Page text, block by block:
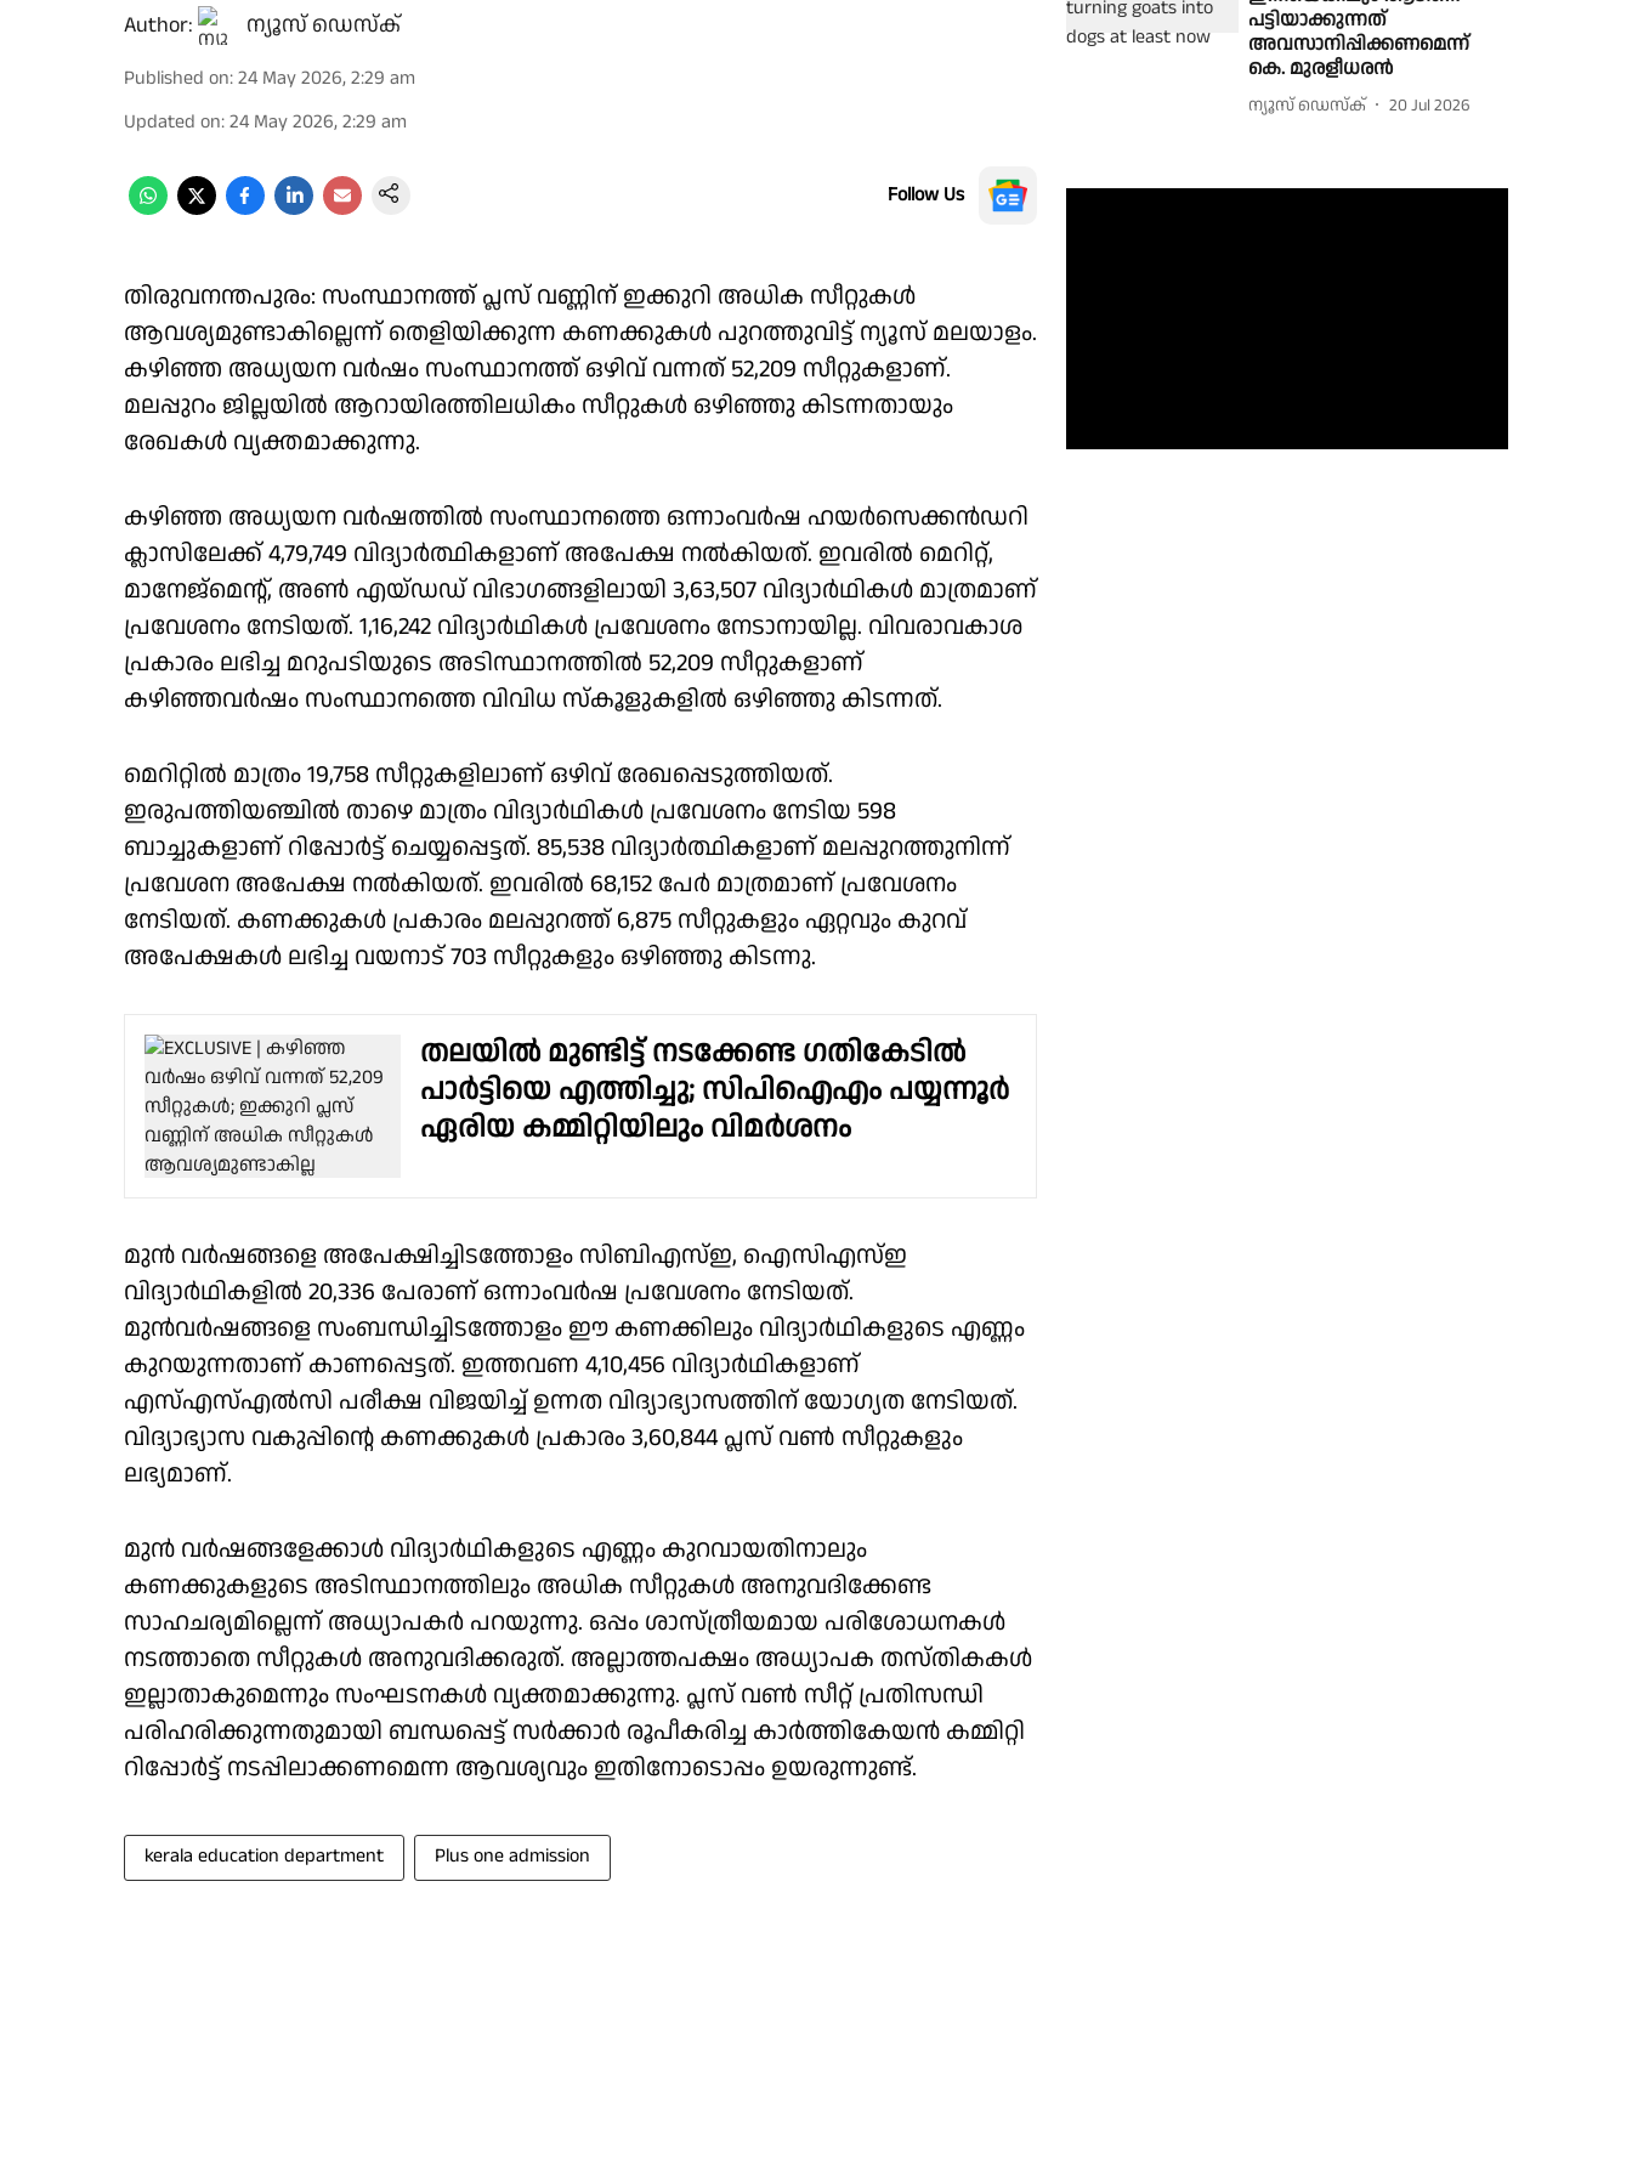
Author: ന്യൂസ് ഡെസ്ക്
Published on:24 May 2026, 2:29 am
Updated on:24 May 2026, 2:29 am
Follow Us
തിരുവനന്തപുരം: സംസ്ഥാനത്ത് പ്ലസ് വണ്ണിന് ഇക്കുറി അധിക സീറ്റുകൾ
ആവശ്യമുണ്ടാകില്ലെന്ന് തെളിയിക്കുന്ന കണക്കുകൾ പുറത്തുവിട്ട് ന്യൂസ് മലയാളം.
കഴിഞ്ഞ അധ്യയന വർഷം സംസ്ഥാനത്ത് ഒഴിവ് വന്നത് 52,209 സീറ്റുകളാണ്.
മലപ്പുറം ജില്ലയിൽ ആറായിരത്തിലധികം സീറ്റുകൾ ഒഴിഞ്ഞു കിടന്നതായും
രേഖകൾ വ്യക്തമാക്കുന്നു.
കഴിഞ്ഞ അധ്യയന വർഷത്തിൽ സംസ്ഥാനത്തെ ഒന്നാംവർഷ ഹയർസെക്കൻഡറി
ക്ലാസിലേക്ക് 4,79,749 വിദ്യാർത്ഥികളാണ് അപേക്ഷ നൽകിയത്. ഇവരിൽ മെറിറ്റ്,
മാനേജ്മെൻ്റ്, അൺ എയ്ഡഡ് വിഭാഗങ്ങളിലായി 3,63,507 വിദ്യാർഥികൾ മാത്രമാണ്
പ്രവേശനം നേടിയത്. 1,16,242 വിദ്യാർഥികൾ പ്രവേശനം നേടാനായില്ല. വിവരാവകാശ
പ്രകാരം ലഭിച്ച മറുപടിയുടെ അടിസ്ഥാനത്തിൽ 52,209 സീറ്റുകളാണ്
കഴിഞ്ഞവർഷം സംസ്ഥാനത്തെ വിവിധ സ്കൂളുകളിൽ ഒഴിഞ്ഞു കിടന്നത്.
മെറിറ്റിൽ മാത്രം 19,758 സീറ്റുകളിലാണ് ഒഴിവ് രേഖപ്പെടുത്തിയത്.
ഇരുപത്തിയഞ്ചിൽ താഴെ മാത്രം വിദ്യാർഥികൾ പ്രവേശനം നേടിയ 598
ബാച്ചുകളാണ് റിപ്പോർട്ട് ചെയ്യപ്പെട്ടത്. 85,538 വിദ്യാർത്ഥികളാണ് മലപ്പുറത്തുനിന്ന്
പ്രവേശന അപേക്ഷ നൽകിയത്. ഇവരിൽ 68,152 പേർ മാത്രമാണ് പ്രവേശനം
നേടിയത്. കണക്കുകൾ പ്രകാരം മലപ്പുറത്ത് 6,875 സീറ്റുകളും ഏറ്റവും കുറവ്
അപേക്ഷകൾ ലഭിച്ച വയനാട് 703 സീറ്റുകളും ഒഴിഞ്ഞു കിടന്നു.
തലയിൽ മുണ്ടിട്ട് നടക്കേണ്ട ഗതികേടിൽ
പാർട്ടിയെ എത്തിച്ചു; സിപിഐഎം പയ്യന്നൂർ
ഏരിയ കമ്മിറ്റിയിലും വിമർശനം
മുൻ വർഷങ്ങളെ അപേക്ഷിച്ചിടത്തോളം സിബിഎസ്ഇ, ഐസിഎസ്ഇ
വിദ്യാർഥികളിൽ 20,336 പേരാണ് ഒന്നാംവർഷ പ്രവേശനം നേടിയത്.
മുൻവർഷങ്ങളെ സംബന്ധിച്ചിടത്തോളം ഈ കണക്കിലും വിദ്യാർഥികളുടെ എണ്ണം
കുറയുന്നതാണ് കാണപ്പെട്ടത്. ഇത്തവണ 4,10,456 വിദ്യാർഥികളാണ്
എസ്എസ്എൽസി പരീക്ഷ വിജയിച്ച് ഉന്നത വിദ്യാഭ്യാസത്തിന് യോഗ്യത നേടിയത്.
വിദ്യാഭ്യാസ വകുപ്പിൻ്റെ കണക്കുകൾ പ്രകാരം 3,60,844 പ്ലസ് വൺ സീറ്റുകളും
ലഭ്യമാണ്. ‌‌‌
മുൻ വർഷങ്ങളേക്കാൾ വിദ്യാർഥികളുടെ എണ്ണം കുറവായതിനാലും
കണക്കുകളുടെ അടിസ്ഥാനത്തിലും അധിക സീറ്റുകൾ അനുവദിക്കേണ്ട
സാഹചര്യമില്ലെന്ന് അധ്യാപകർ പറയുന്നു. ഒപ്പം ശാസ്ത്രീയമായ പരിശോധനകൾ
നടത്താതെ സീറ്റുകൾ അനുവദിക്കരുത്. അല്ലാത്തപക്ഷം അധ്യാപക തസ്തികകൾ
ഇല്ലാതാകുമെന്നും സംഘടനകൾ വ്യക്തമാക്കുന്നു. പ്ലസ് വൺ സീറ്റ് പ്രതിസന്ധി
പരിഹരിക്കുന്നതുമായി ബന്ധപ്പെട്ട് സർക്കാർ രൂപീകരിച്ച കാർത്തികേയൻ കമ്മിറ്റി
റിപ്പോർട്ട് നടപ്പിലാക്കണമെന്ന ആവശ്യവും ഇതിനോടൊപ്പം ഉയരുന്നുണ്ട്.
kerala education department Plus one admission
പട്ടിയാക്കുന്നത്
അവസാനിപ്പിക്കണമെന്ന്
കെ. മുരളീധരൻ
ന്യൂസ് ഡെസ്ക് 20 Jul 2026